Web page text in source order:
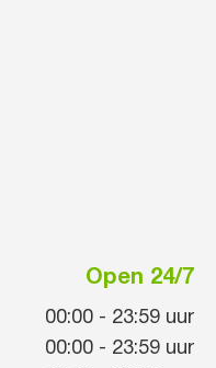
Open 24/7
00:00 - 23:59 uur
00:00 - 23:59 uur